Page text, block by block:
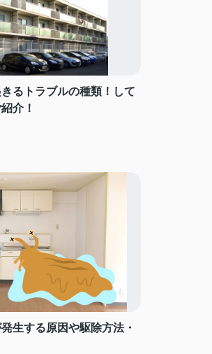
るトラブルの種類！して
介！
生する原因や駆除方法・